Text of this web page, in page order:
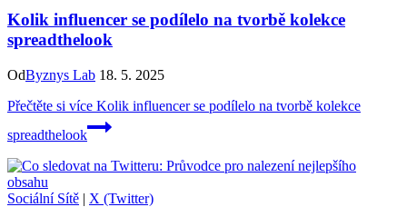
Kolik influencer se podílelo na tvorbě kolekce
spreadthelook
OdByznys Lab 18. 5. 2025
Přečtěte si více Kolik influencer se podílelo na tvorbě kolekce
spreadthelook
Sociální Sítě | X (Twitter)